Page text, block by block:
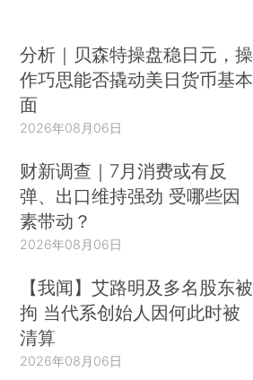
分析｜贝森特操盘稳日元，操
作巧思能否撬动美日货币基本
面
2026年08月06日
财新调查｜7月消费或有反
弹、出口维持强劲 受哪些因
素带动？
2026年08月06日
【我闻】艾路明及多名股东被
拘 当代系创始人因何此时被
清算
2026年08月06日